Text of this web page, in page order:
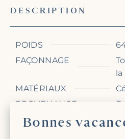
Bonnes
DESCRIPTION
POIDS
FAÇONNAGE
MATÉRIAUX
PROVENANCE
DIMENSIONS